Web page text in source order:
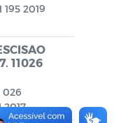
-
da
-
195 2019
11026
026
2017